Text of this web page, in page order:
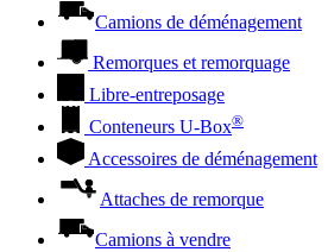
Camions de déménagement
Remorques et remorquage
Libre-entreposage
Conteneurs U-Box®
Accessoires de déménagement
Attaches de remorque
Camions à vendre